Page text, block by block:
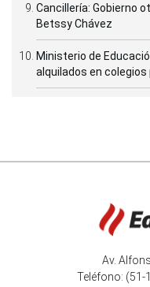
Cancillería: Gobierno
Betssy Chávez
Ministerio de
alquilados en colegios
Av.
Teléfono: (51-